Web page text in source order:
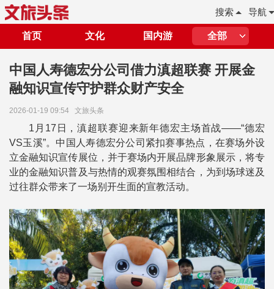
导航
搜索
首页 文化 国内游 全部
中国人寿德宏分公司借力滇超联赛 开展金
融知识宣传守护群众财产安全
2026-01-19 09:54 文旅头条
1月17日，滇超联赛迎来新年德宏主场首战——“德宏
VS玉溪”。中国人寿德宏分公司紧扣赛事热点，在赛场外设
立金融知识宣传展位，并于赛场内开展品牌形象展示，将专
业的金融知识普及与热情的观赛氛围相结合，为到场球迷及
过往群众带来了一场别开生面的宣教活动。